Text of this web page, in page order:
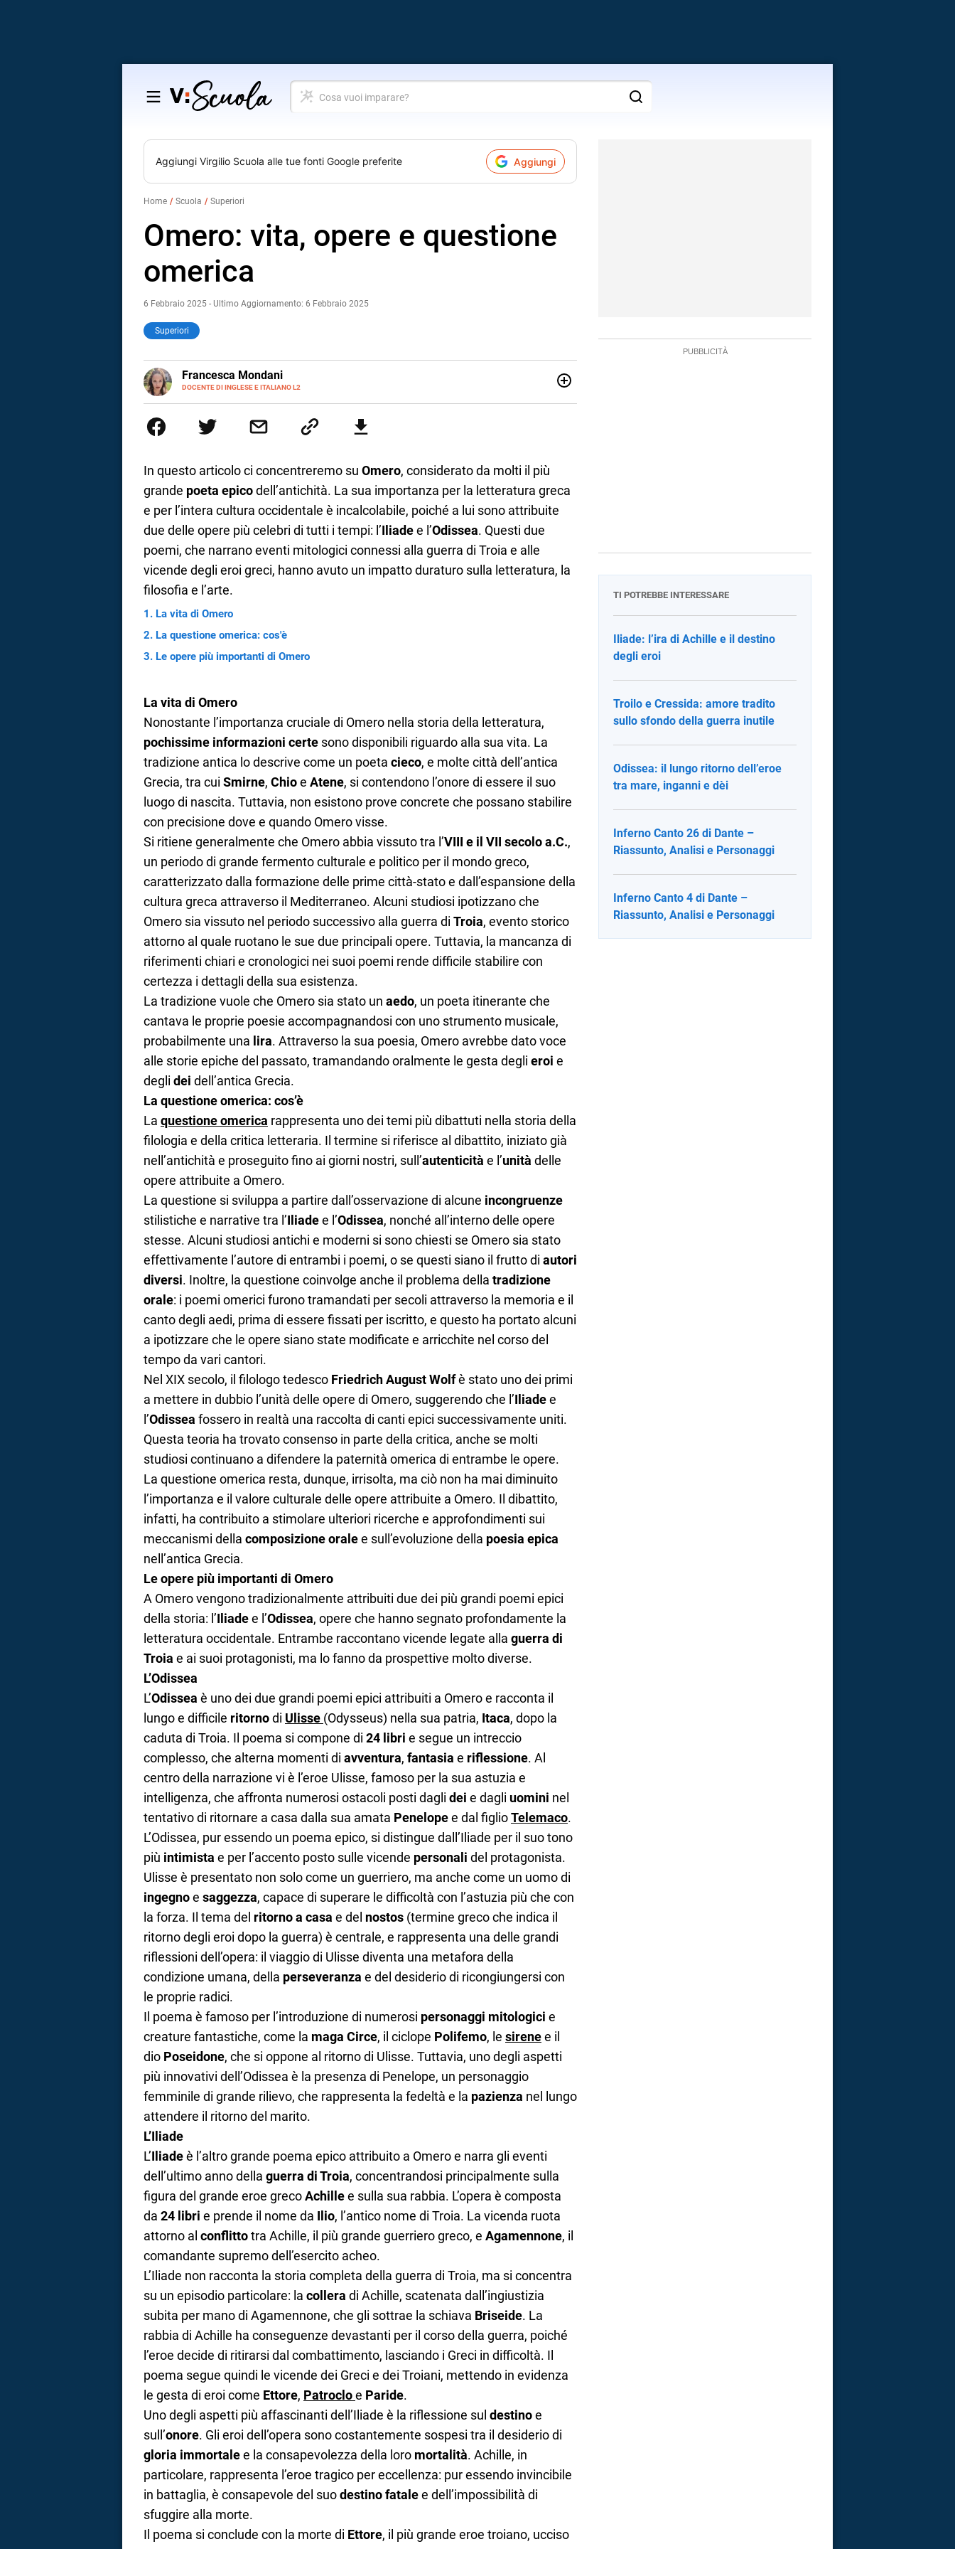
Salta
contenuto
Cosa
vuoi
Aggiungi Virgilio Scuola alle tue fonti Google preferite Aggiungi
Home Scuola Superiori
Omero: vita, opere e questione
omerica
6 Febbraio 2025 - Ultimo Aggiornamento: 6 Febbraio 2025
Superiori
Francesca Mondani
DOCENTE DI INGLESE E ITALIANO L2
LINKEDIN
INSTAGRAM
Onsite e contenuti per il web. Amo i saggi storici, la cucina e la mia Honda CBF500. Non ho
In questo articolo ci concentreremo su Omero, considerato da molti il più
grande poeta epicodell’antichità. La sua importanza per la letteratura greca
e per l’intera cultura occidentale è incalcolabile, poiché a lui sono attribuite
due delle opere più celebri di tutti i tempi: l’Iliadee l’Odissea. Questi due
poemi, che narrano eventi mitologici connessi alla guerra di Troia e alle
vicende degli eroi greci, hanno avuto un impatto duraturo sulla letteratura, la
filosofia e l’arte.
La vita di Omero
La questione omerica: cos'è
Le opere più importanti di Omero
La vita di Omero
Nonostante l’importanza cruciale di Omero nella storia della letteratura,
pochissime informazioni certe sono disponibili riguardo alla sua vita. La
tradizione antica lo descrive come un poeta cieco, e molte città dell’antica
Grecia, tra cui Smirne, Chioe Atene, si contendono l’onore di essere il suo
luogo di nascita. Tuttavia, non esistono prove concrete che possano stabilire
con precisione dove e quando Omero visse.
Si ritiene generalmente che Omero abbia vissuto tra l’VIII e il VII secolo a.C.,
un periodo di grande fermento culturale e politico per il mondo greco,
caratterizzato dalla formazione delle prime città-stato e dall’espansione della
cultura greca attraverso il Mediterraneo. Alcuni studiosi ipotizzano che
Omero sia vissuto nel periodo successivo alla guerra di Troia, evento storico
attorno al quale ruotano le sue due principali opere. Tuttavia, la mancanza di
riferimenti chiari e cronologici nei suoi poemi rende difficile stabilire con
certezza i dettagli della sua esistenza.
La tradizione vuole che Omero sia stato un aedo, un poeta itinerante che
cantava le proprie poesie accompagnandosi con uno strumento musicale,
probabilmente una lira. Attraverso la sua poesia, Omero avrebbe dato voce
alle storie epiche del passato, tramandando oralmente le gesta degli eroi e
degli dei dell’antica Grecia.
La questione omerica: cos’è
La questione omerica rappresenta uno dei temi più dibattuti nella storia della
filologia e della critica letteraria. Il termine si riferisce al dibattito, iniziato già
nell’antichità e proseguito fino ai giorni nostri, sull’autenticità e l’unità delle
opere attribuite a Omero.
La questione si sviluppa a partire dall’osservazione di alcune incongruenze
stilistiche e narrative tra l’Iliadee l’Odissea, nonché all’interno delle opere
stesse. Alcuni studiosi antichi e moderni si sono chiesti se Omero sia stato
effettivamente l’autore di entrambi i poemi, o se questi siano il frutto di autori
diversi. Inoltre, la questione coinvolge anche il problema della tradizione
orale: i poemi omerici furono tramandati per secoli attraverso la memoria e il
canto degli aedi, prima di essere fissati per iscritto, e questo ha portato alcuni
a ipotizzare che le opere siano state modificate e arricchite nel corso del
tempo da vari cantori.
Nel XIX secolo, il filologo tedesco Friedrich August Wolfè stato uno dei primi
a mettere in dubbio l’unità delle opere di Omero, suggerendo che l’Iliadee
l’Odissea fossero in realtà una raccolta di canti epici successivamente uniti.
Questa teoria ha trovato consenso in parte della critica, anche se molti
studiosi continuano a difendere la paternità omerica di entrambe le opere.
La questione omerica resta, dunque, irrisolta, ma ciò non ha mai diminuito
l’importanza e il valore culturale delle opere attribuite a Omero. Il dibattito,
infatti, ha contribuito a stimolare ulteriori ricerche e approfondimenti sui
meccanismi della composizione oralee sull’evoluzione della poesia epica
nell’antica Grecia.
Le opere più importanti di Omero
A Omero vengono tradizionalmente attribuiti due dei più grandi poemi epici
della storia: l’Iliadee l’Odissea, opere che hanno segnato profondamente la
letteratura occidentale. Entrambe raccontano vicende legate alla guerra di
Troia e ai suoi protagonisti, ma lo fanno da prospettive molto diverse.
L’Odissea
L’Odissea è uno dei due grandi poemi epici attribuiti a Omero e racconta il
lungo e difficile ritornodi Ulisse (Odysseus) nella sua patria, Itaca, dopo la
caduta di Troia. Il poema si compone di 24 libri e segue un intreccio
complesso, che alterna momenti di avventura, fantasia e riflessione. Al
centro della narrazione vi è l’eroe Ulisse, famoso per la sua astuzia e
intelligenza, che affronta numerosi ostacoli posti dagli dei e dagli uomini nel
tentativo di ritornare a casa dalla sua amata Penelopee dal figlioTelemaco.
L’Odissea, pur essendo un poema epico, si distingue dall’Iliade per il suo tono
più intimista e per l’accento posto sulle vicende personali del protagonista.
Ulisse è presentato non solo come un guerriero, ma anche come un uomo di
ingegnoe saggezza, capace di superare le difficoltà con l’astuzia più che con
la forza. Il tema del ritorno a casa e del nostos (termine greco che indica il
ritorno degli eroi dopo la guerra) è centrale, e rappresenta una delle grandi
riflessioni dell’opera: il viaggio di Ulisse diventa una metafora della
condizione umana, della perseveranza e del desiderio di ricongiungersi con
le proprie radici.
Il poema è famoso per l’introduzione di numerosi personaggi mitologici e
creature fantastiche, come la maga Circe, il ciclope Polifemo, le sirenee il
dio Poseidone, che si oppone al ritorno di Ulisse. Tuttavia, uno degli aspetti
più innovativi dell’Odissea è la presenza di Penelope, un personaggio
femminile di grande rilievo, che rappresenta la fedeltà e la pazienza nel lungo
attendere il ritorno del marito.
L’Iliade
L’Iliadeè l’altro grande poema epico attribuito a Omero e narra gli eventi
dell’ultimo anno della guerra di Troia, concentrandosi principalmente sulla
figura del grande eroe grecoAchillee sulla sua rabbia. L’opera è composta
da 24 libri e prende il nome da Ilio, l’antico nome di Troia. La vicenda ruota
attorno al conflittotra Achille, il più grande guerriero greco, e Agamennone, il
comandante supremo dell’esercito acheo.
L’Iliade non racconta la storia completa della guerra di Troia, ma si concentra
su un episodio particolare: la collera di Achille, scatenata dall’ingiustizia
subita per mano di Agamennone, che gli sottrae la schiava Briseide. La
rabbia di Achille ha conseguenze devastanti per il corso della guerra, poiché
l’eroe decide di ritirarsi dal combattimento, lasciando i Greci in difficoltà. Il
poema segue quindi le vicende dei Greci e dei Troiani, mettendo in evidenza
le gesta di eroi come Ettore, Patrocloe Paride.
Uno degli aspetti più affascinanti dell’Iliade è la riflessione sul destinoe
sull’onore. Gli eroi dell’opera sono costantemente sospesi tra il desiderio di
gloria immortalee la consapevolezza della loro mortalità. Achille, in
particolare, rappresenta l’eroe tragico per eccellenza: pur essendo invincibile
in battaglia, è consapevole del suodestino fatalee dell’impossibilità di
sfuggire alla morte.
Il poema si conclude con la morte di Ettore, il più grande eroe troiano, ucciso
TI POTREBBE INTERESSARE
Iliade: l’ira di Achille e il destino
degli eroi
Troilo e Cressida: amore tradito
sullo sfondo della guerra inutile
Odissea: il lungo ritorno dell’eroe
tra mare, inganni e dèi
Inferno Canto 26 di Dante –
Riassunto, Analisi e Personaggi
Inferno Canto 4 di Dante –
Riassunto, Analisi e Personaggi